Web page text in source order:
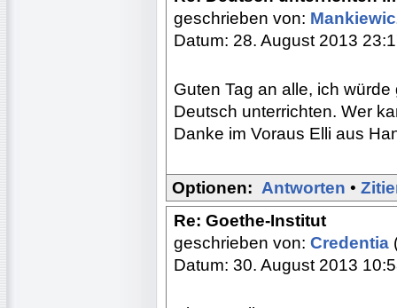
geschrieben von:
Datum: 28. August 2013
Guten Tag an alle, ich
Deutsch unterrichten. Wer
Danke im Voraus Elli aus
Optionen: Antworten •
Re: Goethe-Institut
geschrieben von: Credentia
Datum: 30. August 2013